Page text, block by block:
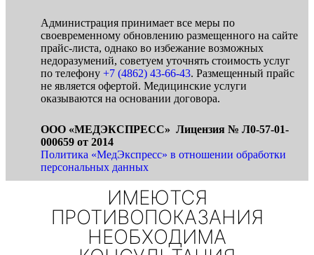
Администрация принимает все меры по
своевременному обновлению размещенного на сайте
прайс-листа, однако во избежание возможных
недоразумений, советуем уточнять стоимость услуг
по телефону +7 (4862) 43-66-43. Размещенный прайс
не является офертой. Медицинские услуги
оказываются на основании договора.
ООО «МЕДЭКСПРЕСС» Лицензия № Л0-57-01-
000659 от 2014
Политика «МедЭкспресс» в отношении обработки
персональных данных
ИМЕЮТСЯ
ПРОТИВОПОКАЗАНИЯ
НЕОБХОДИМА